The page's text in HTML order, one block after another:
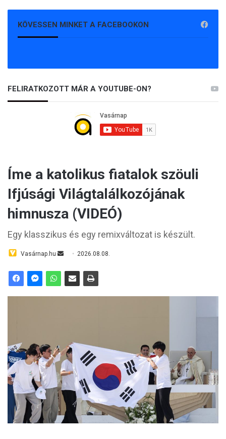
KÖVESSEN MINKET A FACEBOOKON
FELIRATKOZOTT MÁR A YOUTUBE-ON?